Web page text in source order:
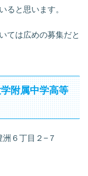
ると思います。
ては広めの募集だと
附属中学高等
６丁目２−７